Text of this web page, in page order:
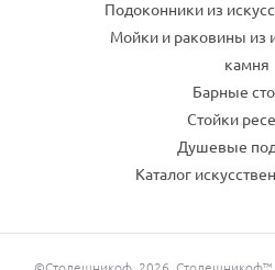
Подоконники из
Мойки и раковины из
камня
Барные
Стойки
Душевые
Каталог